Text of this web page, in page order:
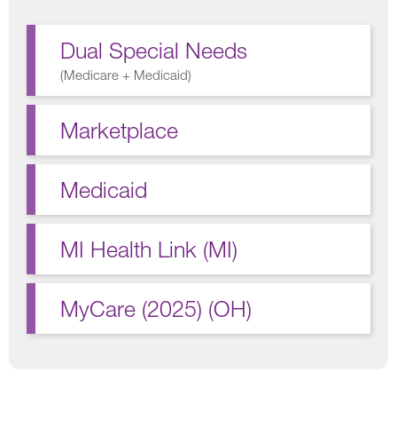
Dual Special Needs
(Medicare + Medicaid)
Marketplace
Medicaid
MI Health Link (MI)
MyCare (2025) (OH)